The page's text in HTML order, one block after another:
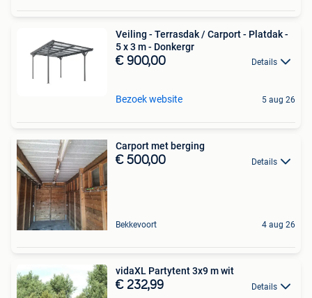
Veiling - Terrasdak / Carport - Platdak -
5 x 3 m - Donkergr
€ 900,00 Details
Bezoek website 5 aug 26
Carport met berging
€ 500,00 Details
Bekkevoort 4 aug 26
vidaXL Partytent 3x9 m wit
€ 232,99 Details